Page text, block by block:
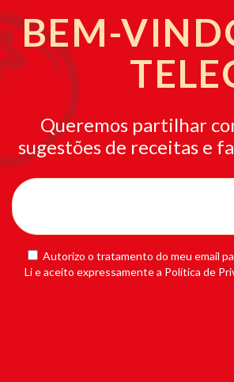
BEM-
Queremos partilhar
sugestões de receitas e
Autorizo o tratamento do meu email
Li e aceito expressamente a Política de